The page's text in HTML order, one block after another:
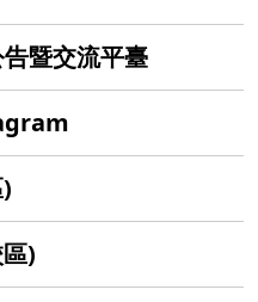
暨交流平臺
)